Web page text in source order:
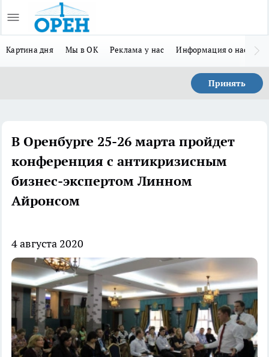
Картина дня Мы в ОК Реклама у нас Информация о нас
Принять
В Оренбурге 25-26 марта пройдет
конференция с антикризисным
бизнес-экспертом Линном
Айронсом
4 августа 2020